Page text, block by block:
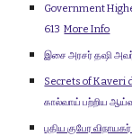
Government
613More Info
இசை அரசர் தஷி
Secrets of Kaveri
கால்வாய் பற்றிய
புதிய குபேர